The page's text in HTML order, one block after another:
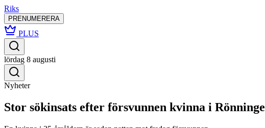
Riks
PRENUMERERA
PLUS
lördag 8 augusti
Nyheter
Stor sökinsats efter försvunnen kvinna i Rönninge